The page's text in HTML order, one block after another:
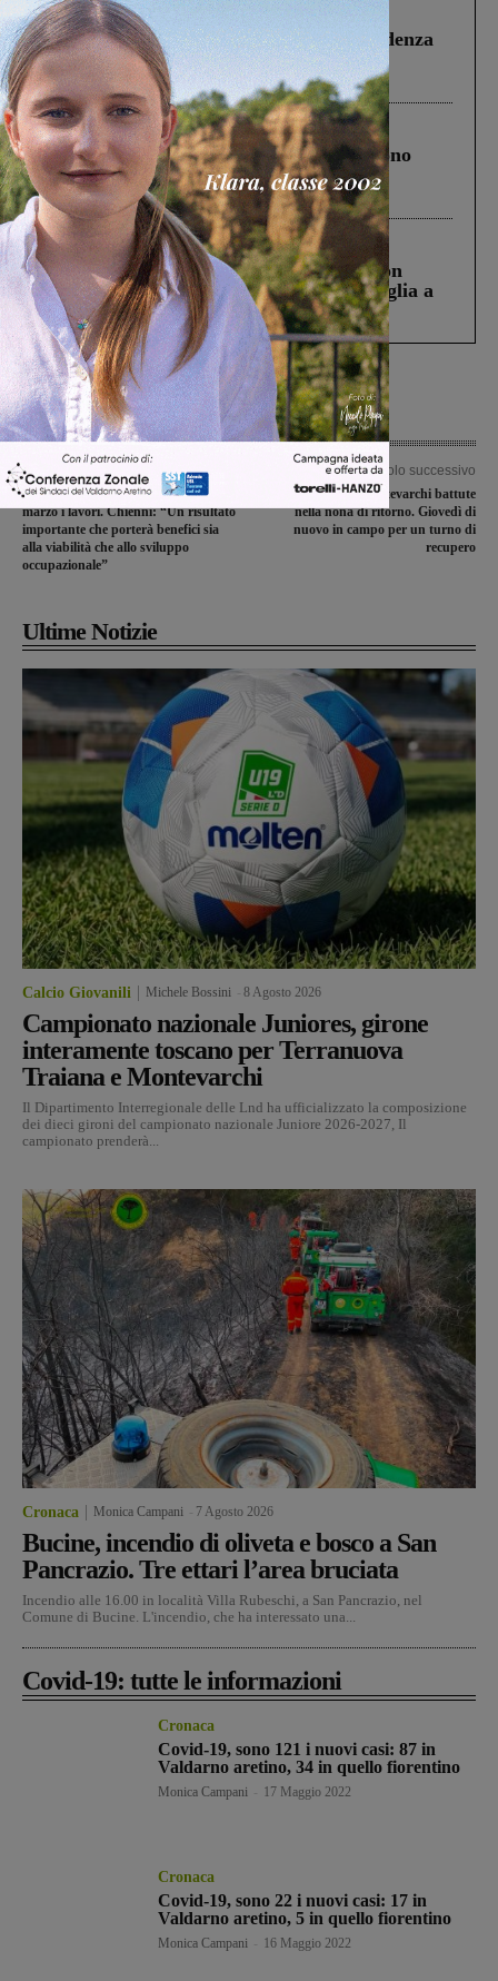
Figline Incisa Valdarno 1 Agosto 2026
Piscina di Figline finanziata oltre la scadenza
Pnrr, il gruppo di Fratelli d’Italia: “Un
ringraziamento al Governo”
Cronaca 4 Agosto 2026
Un anno fa la strage in A1 in cui morirono
Gianni, Giulia e Franco. Lo schianto, il
processo, lo stop ai sorpassi fra tir....
Cronaca 3 Agosto 2026
Scomparso da una struttura di Castiglion
Fiorentino l’uomo che aveva ucciso la figlia a
Levane nel 2020
Articolo precedente
Bretella Le Coste-Casello: al via a fine
marzo i lavori. Chienni: “Un risultato
importante che porterà benefici sia
alla viabilità che allo sviluppo
occupazionale”
Articolo successivo
Synergy e Fides Montevarchi battute
nella nona di ritorno. Giovedì di
nuovo in campo per un turno di
recupero
Ultime Notizie
Calcio Giovanili Michele Bossini 8 Agosto 2026
Campionato nazionale Juniores, girone
interamente toscano per Terranuova
Traiana e Montevarchi
Il Dipartimento Interregionale delle Lnd ha ufficializzato la composizione
dei dieci gironi del campionato nazionale Juniore 2026-2027, Il
campionato prenderà...
Cronaca Monica Campani 7 Agosto 2026
Bucine, incendio di oliveta e bosco a San
Pancrazio. Tre ettari l’area bruciata
Incendio alle 16.00 in località Villa Rubeschi, a San Pancrazio, nel
Comune di Bucine. L'incendio, che ha interessato una...
Covid-19: tutte le informazioni
Cronaca
Covid-19, sono 121 i nuovi casi: 87 in
Valdarno aretino, 34 in quello fiorentino
Monica Campani 17 Maggio 2022
Cronaca
Covid-19, sono 22 i nuovi casi: 17 in
Valdarno aretino, 5 in quello fiorentino
Monica Campani 16 Maggio 2022